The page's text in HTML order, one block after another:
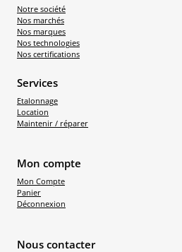
Notre société
Nos marchés
Nos marques
Nos technologies
Nos certifications
Services
Etalonnage
Location
Maintenir / réparer
Mon compte
Mon Compte
Panier
Déconnexion
Nous contacter